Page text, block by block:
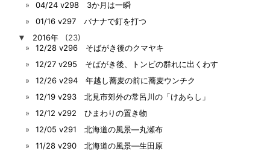
04/24 v298 3か月は一瞬
01/16 v297 バナナで釘を打つ
▼
2016年
(23)
12/28 v296 そばがき後のクマヤキ
12/27 v295 そばがき後、トンビの群れに出くわす
12/26 v294 年越し蕎麦の前に蕎麦ウンチク
12/19 v293 北見市郊外の常呂川の「けあらし」
12/12 v292 ひまわりの置き物
12/05 v291 北海道の風景―丸瀬布
11/28 v290 北海道の風景―生田原